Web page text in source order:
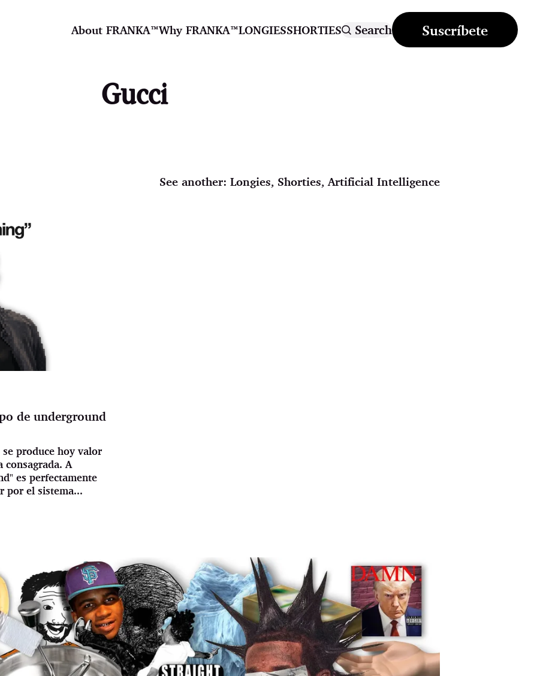
About FRANKA™️Why FRANKA™️LONGIESSHORTIES Search Suscríbete
Gucci
See another:Longies, Shorties,Artificial Intelligence
de underground
produce hoy valor
consagrada. A
es perfectamente
por el sistema...